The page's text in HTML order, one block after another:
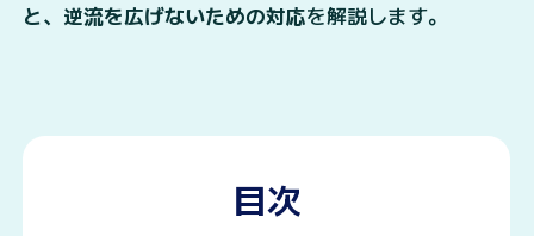
と、逆流を広げないための対応を解説します。
目次